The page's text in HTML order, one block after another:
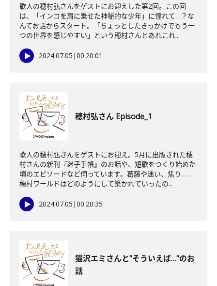
歌人の穂村弘さんをゲストにお迎えした第2回。この回
は、「インコを肩に乗せた神秘的な少年」に憧れて…？な
んてお話からスタート。「ちょっとしたきっかけでもう一
つの世界を感じやすい」という穂村さんとあれこれ...
2024.07.05 |00:20:01
穂村弘さん Episode_1
歌人の穂村弘さんをゲストにお迎え。5月に出版された穂
村さんの新刊『迷子手帳』のお話や、短歌をつくり始めた
頃のエピソードなど伺っています。葛藤や迷い、焦り……
穂村ワールドはどのようにして築かれていったの...
2024.07.05 |00:20:35
猫沢エミさんと"そういえば…"のお
話